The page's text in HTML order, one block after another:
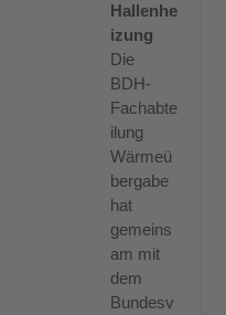
Hallenhe
izung
Die
BDH-
Fachabte
ilung
Wärmeü
bergabe
hat
gemeins
am mit
dem
Bundesv